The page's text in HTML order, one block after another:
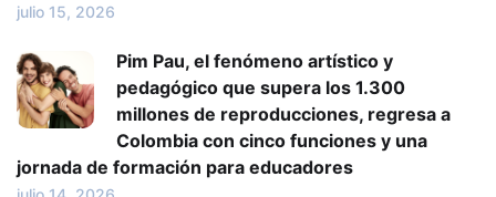
julio 15, 2026
Pim Pau, el fenómeno artístico y
pedagógico que supera los 1.300
millones de reproducciones, regresa a
Colombia con cinco funciones y una
jornada de formación para educadores